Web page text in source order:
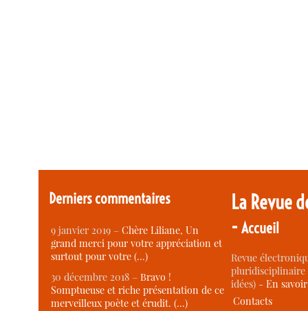
Derniers commentaires
9 janvier 2019 –Chère Liliane, Un
grand merci pour votre appréciation et
surtout pour votre (…)
30 décembre 2018 –Bravo !
Somptueuse et riche présentation de ce
merveilleux poète et érudit. (…)
La Revue
-Accueil
Revue
idées) -En
Contacts